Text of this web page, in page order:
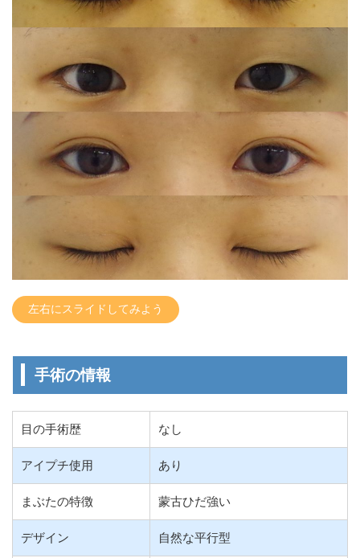
左右にスライドしてみよう
手術の情報
目の手術歴 なし
アイプチ使用 あり
まぶたの特徴 蒙古ひだ強い
デザイン 自然な平行型